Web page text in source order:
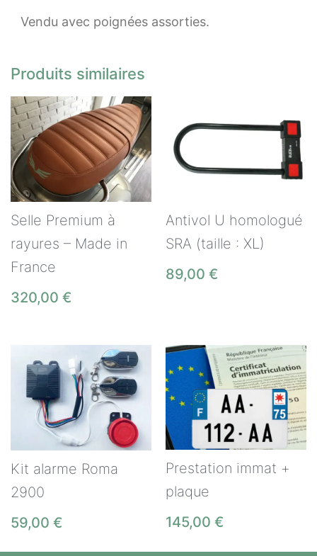
Vendu avec poignées assorties.
Produits similaires
Selle Premium à
rayures – Made in
France
320,00 €
Antivol U homologué
SRA (taille : XL)
89,00 €
Kit alarme Roma
2900
59,00 €
Prestation immat +
plaque
145,00 €